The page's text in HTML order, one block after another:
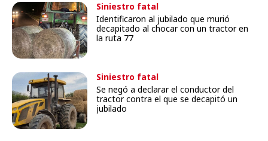
Siniestro fatal
Identificaron al jubilado que murió
decapitado al chocar con un tractor en
la ruta 77
Siniestro fatal
Se negó a declarar el conductor del
tractor contra el que se decapitó un
jubilado